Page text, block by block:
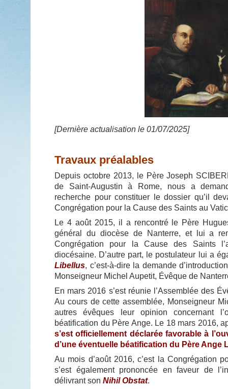
[Dernière actualisation le 01/07/2025]
Travaux préalables
Depuis octobre 2013, le Père Joseph
de Saint-Augustin à Rome, nous a
recherche pour constituer le dossier qu’il
Congrégation pour la Cause des Saints au
Le 4 août 2015, il a rencontré le Père
général du diocèse de Nanterre, et lui a
Congrégation pour la Cause des Saints
diocésaine. D’autre part, le postulateur lui a
Libellus, c’est-à-dire la demande
Monseigneur Michel Aupetit, Évêque de
En mars 2016 s’est réunie l’Assemblée des
Au cours de cette assemblée, Monseigneur
autres évêques leur opinion concernant
béatification du Père Ange. Le 18 mars 2016,
s’est officiellement déclarée favorable à
d’une éventuelle béatification du Père Ange
Au mois d’août 2016, c’est la Congrégation
s’est également prononcée en faveur de
délivrant son Nihil Obstat.